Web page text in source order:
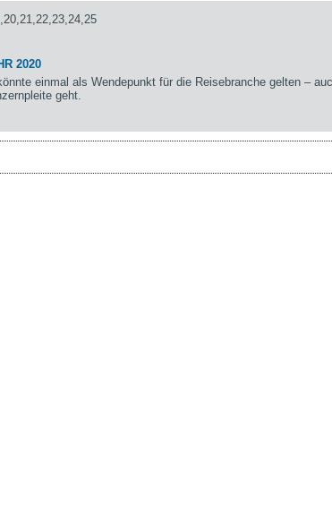
2020
einmal als Wendepunkt für die Reisebranche gelten –
geht.